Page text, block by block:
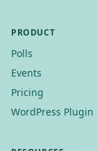
PRODUCT
Polls
Events
Pricing
WordPress Plugin